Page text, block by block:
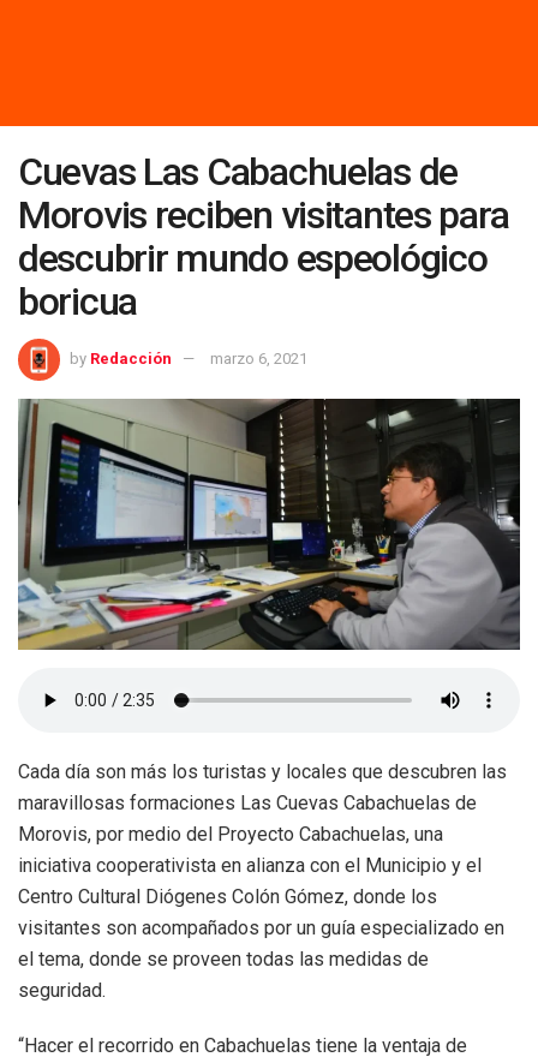
Cuevas Las Cabachuelas de
Morovis reciben visitantes para
descubrir mundo espeológico
boricua
by Redacción marzo 6, 2021
Cada día son más los turistas y locales que descubren las
maravillosas formaciones Las Cuevas Cabachuelas de
Morovis, por medio del Proyecto Cabachuelas, una
iniciativa cooperativista en alianza con el Municipio y el
Centro Cultural Diógenes Colón Gómez, donde los
visitantes son acompañados por un guía especializado en
el tema, donde se proveen todas las medidas de
seguridad.
“Hacer el recorrido en Cabachuelas tiene la ventaja de